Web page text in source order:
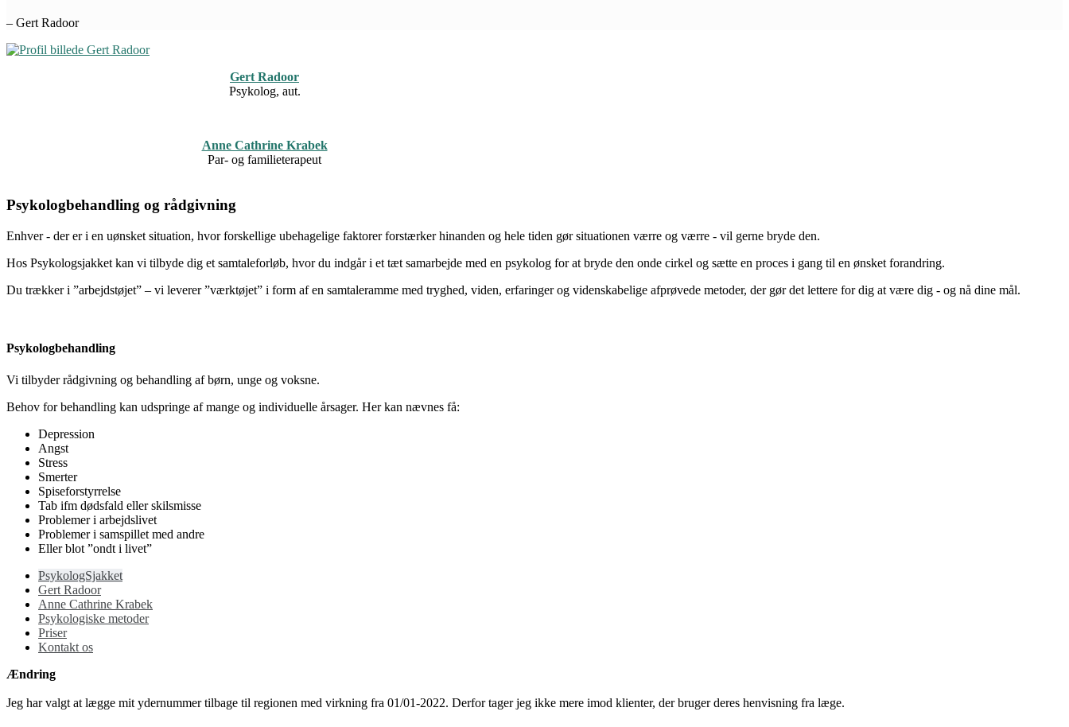
– Gert Radoor
Gert Radoor
Psykolog, aut.
Anne Cathrine Krabek
Par- og familieterapeut
Psykologbehandling og rådgivning
Enhver - der er i en uønsket situation, hvor forskellige ubehagelige faktorer forstærker hinanden og hele tiden gør situationen værre og værre - vil gerne bryde den.
Hos Psykologsjakket kan vi tilbyde dig et samtaleforløb, hvor du indgår i et tæt samarbejde med en psykolog for at bryde den onde cirkel og sætte en proces i gang til en ønsket forandring.
Du trækker i ”arbejdstøjet” – vi leverer ”værktøjet” i form af en samtaleramme med tryghed, viden, erfaringer og videnskabelige afprøvede metoder, der gør det lettere for dig at være dig - og nå dine mål.
Psykologbehandling
Vi tilbyder rådgivning og behandling af børn, unge og voksne.
Behov for behandling kan udspringe af mange og individuelle årsager. Her kan nævnes få:
Depression
Angst
Stress
Smerter
Spiseforstyrrelse
Tab ifm dødsfald eller skilsmisse
Problemer i arbejdslivet
Problemer i samspillet med andre
Eller blot ”ondt i livet”
PsykologSjakket
Gert Radoor
Anne Cathrine Krabek
Psykologiske metoder
Priser
Kontakt os
Ændring
Jeg har valgt at lægge mit ydernummer tilbage til regionen med virkning fra 01/01-2022. Derfor tager jeg ikke mere imod klienter, der bruger deres henvisning fra læge.